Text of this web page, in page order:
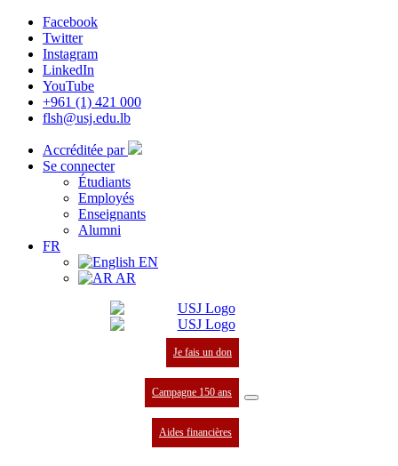
Facebook
Twitter
Instagram
LinkedIn
YouTube
+961 (1) 421 000
flsh@usj.edu.lb
Accréditée par
Se connecter
Étudiants
Employés
Enseignants
Alumni
FR
EN
AR
Je fais un don
Campagne 150 ans
Aides financières